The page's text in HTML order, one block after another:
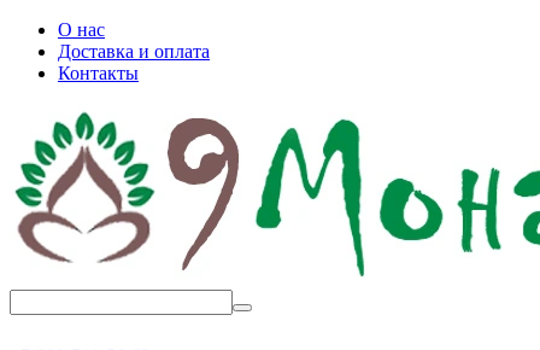
О нас
Доставка и оплата
Контакты